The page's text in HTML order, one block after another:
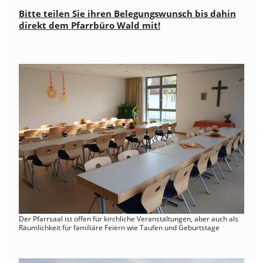
Bitte teilen Sie ihren Belegungswunsch bis dahin
direkt dem Pfarrbüro Wald mit!
Der Pfarrsaal ist offen für kirchliche Veranstaltungen, aber auch als
Räumlichkeit für familiäre Feiern wie Taufen und Geburtstage